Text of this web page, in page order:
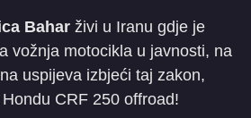
Bahar živi u Iranu gdje je
vožnja motocikla u javnosti, na
uspijeva izbjeći taj zakon,
CRF 250 offroad!